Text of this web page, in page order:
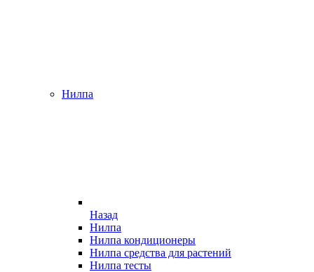
Нилпа
Назад
Нилпа
Нилпа кондиционеры
Нилпа средства для растений
Нилпа тесты